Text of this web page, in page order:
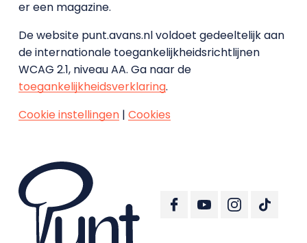
er een magazine.
De website punt.avans.nl voldoet gedeeltelijk aan
de internationale toegankelijkheidsrichtlijnen
WCAG 2.1, niveau AA. Ga naar de
toegankelijkheidsverklaring.
Cookie instellingen| Cookies